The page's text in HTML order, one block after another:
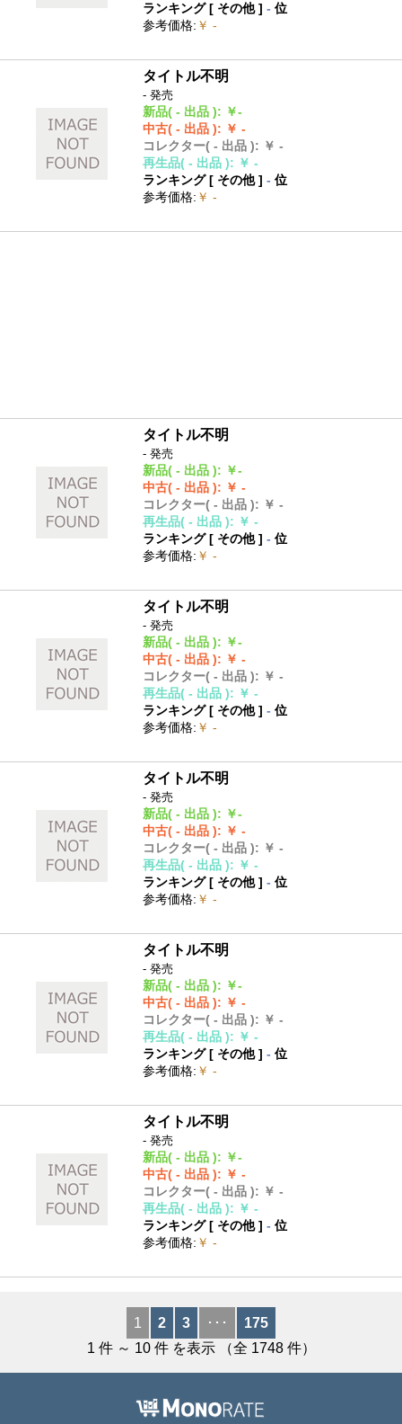
ランキング [ その他]- 位
参考価格: ￥ -
タイトル不明
- 発売
新品( - 出品 ): ￥-
中古( - 出品 ): ￥ -
コレクター( - 出品 ): ￥ -
再生品( - 出品 ): ￥ -
ランキング [ その他]- 位
参考価格: ￥ -
タイトル不明
- 発売
新品( - 出品 ): ￥-
中古( - 出品 ): ￥ -
コレクター( - 出品 ): ￥ -
再生品( - 出品 ): ￥ -
ランキング [ その他]- 位
参考価格: ￥ -
タイトル不明
- 発売
新品( - 出品 ): ￥-
中古( - 出品 ): ￥ -
コレクター( - 出品 ): ￥ -
再生品( - 出品 ): ￥ -
ランキング [ その他]- 位
参考価格: ￥ -
タイトル不明
- 発売
新品( - 出品 ): ￥-
中古( - 出品 ): ￥ -
コレクター( - 出品 ): ￥ -
再生品( - 出品 ): ￥ -
ランキング [ その他]- 位
参考価格: ￥ -
タイトル不明
- 発売
新品( - 出品 ): ￥-
中古( - 出品 ): ￥ -
コレクター( - 出品 ): ￥ -
再生品( - 出品 ): ￥ -
ランキング [ その他]- 位
参考価格: ￥ -
タイトル不明
- 発売
新品( - 出品 ): ￥-
中古( - 出品 ): ￥ -
コレクター( - 出品 ): ￥ -
再生品( - 出品 ): ￥ -
ランキング [ その他]- 位
参考価格: ￥ -
1 2 3 ･･･
175
1 件 ～ 10 件 を表示 （全 1748 件）